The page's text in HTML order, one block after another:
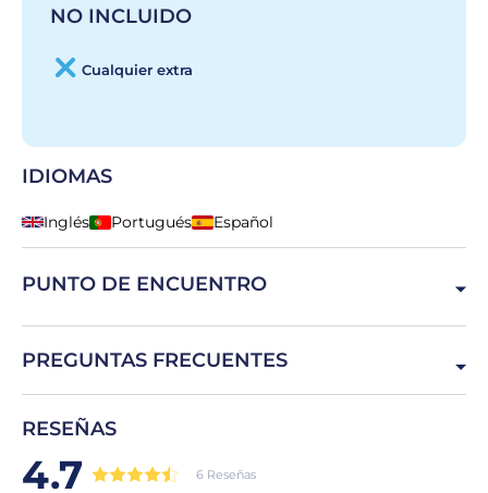
NO INCLUIDO
Cualquier extra
IDIOMAS
Inglés Portugués Español
PUNTO DE ENCUENTRO
PREGUNTAS FRECUENTES
RESEÑAS
4.7 6 Reseñas